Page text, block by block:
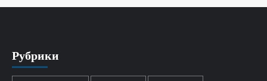
Рубрики